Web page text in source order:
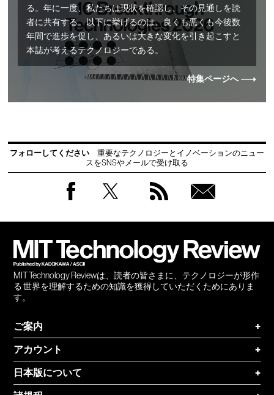
る。年に一度、私たちは現状を確認し、その見通しを読
者に共有する。以下に挙げるのは、良くも悪くも今後数
年間で進歩を促し、あるいは大きな変化を引き起こすと
本誌が考えるテクノロジーである。
特集ページへ
フォローしてください
重要なテクノロジーとイノベーションのニュー
スをSNSやメールで受け取る
MIT Technology Reviewは、読者の皆さまに、テクノロジーが形作
る 世界を理解するための知識を獲得していただくためにありま
す。
ご案内
+
アカウント
+
日本版について
+